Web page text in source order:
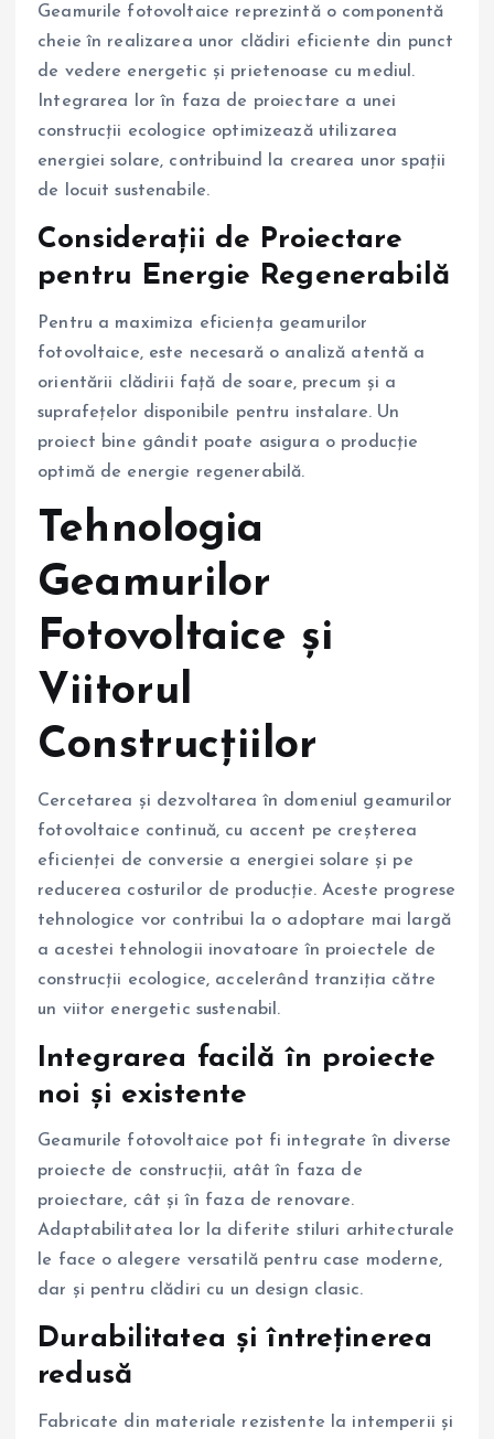
Geamurile fotovoltaice reprezintă o componentă
cheie în realizarea unor clădiri eficiente din punct
de vedere energetic și prietenoase cu mediul.
Integrarea lor în faza de proiectare a unei
construcții ecologice optimizează utilizarea
energiei solare, contribuind la crearea unor spații
de locuit sustenabile.
Considerații de Proiectare
pentru Energie Regenerabilă
Pentru a maximiza eficiența geamurilor
fotovoltaice, este necesară o analiză atentă a
orientării clădirii față de soare, precum și a
suprafețelor disponibile pentru instalare. Un
proiect bine gândit poate asigura o producție
optimă de energie regenerabilă.
Tehnologia
Geamurilor
Fotovoltaice și
Viitorul
Construcțiilor
Cercetarea și dezvoltarea în domeniul geamurilor
fotovoltaice continuă, cu accent pe creșterea
eficienței de conversie a energiei solare și pe
reducerea costurilor de producție. Aceste progrese
tehnologice vor contribui la o adoptare mai largă
a acestei tehnologii inovatoare în proiectele de
construcții ecologice, accelerând tranziția către
un viitor energetic sustenabil.
Integrarea facilă în proiecte
noi și existente
Geamurile fotovoltaice pot fi integrate în diverse
proiecte de construcții, atât în faza de
proiectare, cât și în faza de renovare.
Adaptabilitatea lor la diferite stiluri arhitecturale
le face o alegere versatilă pentru case moderne,
dar și pentru clădiri cu un design clasic.
Durabilitatea și întreținerea
redusă
Fabricate din materiale rezistente la intemperii și